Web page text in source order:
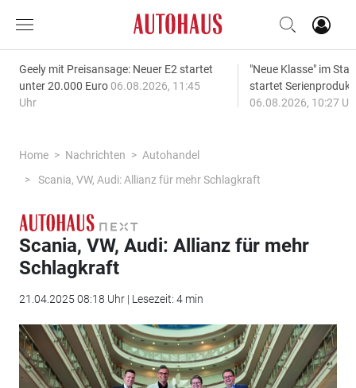
Geely mit Preisansage: Neuer E2 startet
unter 20.000 Euro 06.08.2026, 11:45
Uhr
"Neue Klasse" im
startet
06.08.2026, 10:27
Home Nachrichten
Autohandel
Scania, VW, Audi: Allianz für mehr Schlagkraft
Scania, VW, Audi: Allianz für mehr
Schlagkraft
21.04.2025 08:18 Uhr | Lesezeit: 4 min